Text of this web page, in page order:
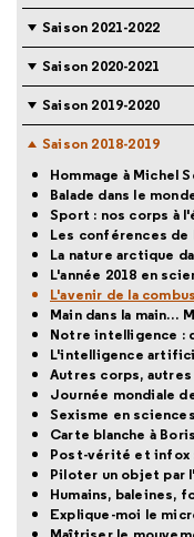
Saison 2021-2022
Saison 2020-2021
Saison 2019-2020
Saison 2018-2019
Hommage à Michel
Balade dans le
Sport : nos corps à
Les conférences de
La nature arctique
L'année 2018 en
L'avenir de la
Main dans la main…
Notre intelligence :
L'intelligence
Autres corps,
Journée mondiale
Sexisme en
Carte blanche à
Post-vérité et infox
Piloter un objet par
Humains, baleines,
Explique-moi le